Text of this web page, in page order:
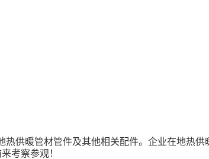
热供暖管材管件及其他相关配件。企业在地热
考察参观！